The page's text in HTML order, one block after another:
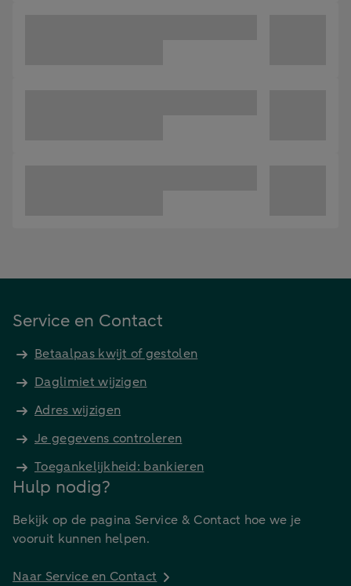
Service en Contact
Betaalpas kwijt of gestolen
Daglimiet wijzigen
Adres wijzigen
Je gegevens controleren
Toegankelijkheid: bankieren
Hulp nodig?
Bekijk op de pagina Service & Contact hoe we je
vooruit kunnen helpen.
Naar Service en Contact